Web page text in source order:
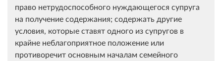
право нетрудоспособного нуждающегося супруга
на получение содержания; содержать другие
условия, которые ставят одного из супругов в
крайне неблагоприятное положение или
противоречит основным началам семейного